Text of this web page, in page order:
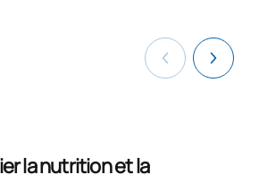
la nutrition et la